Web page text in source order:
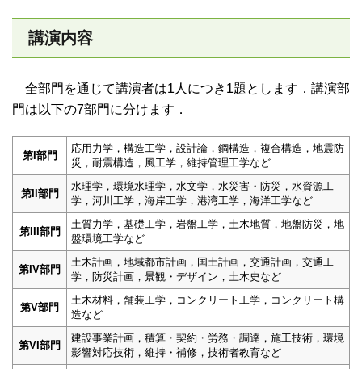
講演内容
全部門を通じて講演者は1人につき1題とします．講演部
門は以下の7部門に分けます．
第I部門
応用力学，構造工学，設計論，鋼構造，複合構造，地震防
災，耐震構造，風工学，維持管理工学など
第II部門
水理学，環境水理学，水文学，水災害・防災，水資源工
学，河川工学，海岸工学，港湾工学，海洋工学など
第III部門
土質力学，基礎工学，岩盤工学，土木地質，地盤防災，地
盤環境工学など
第IV部門
土木計画，地域都市計画，国土計画，交通計画，交通工
学，防災計画，景観・デザイン，土木史など
第V部門
土木材料，舗装工学，コンクリート工学，コンクリート構
造など
第VI部門
建設事業計画，積算・契約・労務・調達，施工技術，環境
影響対応技術，維持・補修，技術者教育など